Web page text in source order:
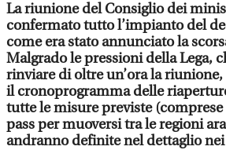
La riunione del Consiglio dei
confermato tutto l’impianto del
come era stato annunciato la
Malgrado le pressioni della Lega,
rinviare di oltre un’ora la
il cronoprogramma delle
tutte le misure previste
pass per muoversi tra le regioni
andranno definite nel dettaglio